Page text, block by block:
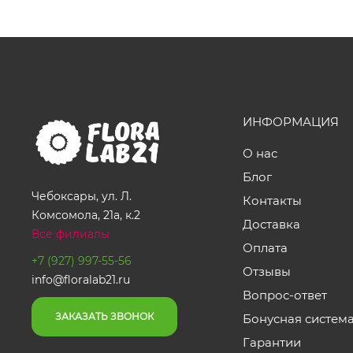
Чебоксары, ул. Л.
Комсомола, 21а, к.2
Все филиалы
+7 (927) 997-55-56
info@floralab21.ru
ЗАКАЗАТЬ ЗВОНОК
ИНФОРМАЦИЯ
О нас
Блог
Контакты
Доставка
Оплата
Отзывы
Вопрос-ответ
Бонусная система
Гарантии